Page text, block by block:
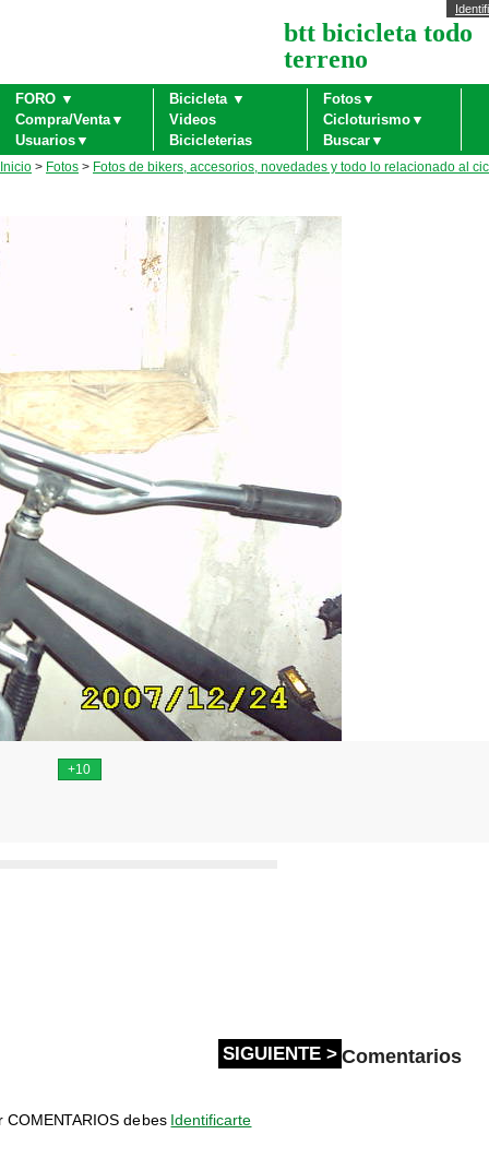
btt bicicleta todo
terreno
FORO ▼ Bicicleta ▼
Fotos▼
Compra/Venta▼
Videos
Cicloturismo▼
Usuarios▼
Bicicleterias Buscar▼
Inicio > Fotos > Fotos de bikers, accesorios, novedades y todo lo relacionado al
SIGUIENTE > Comentarios
COMENTARIOS debes Identificarte